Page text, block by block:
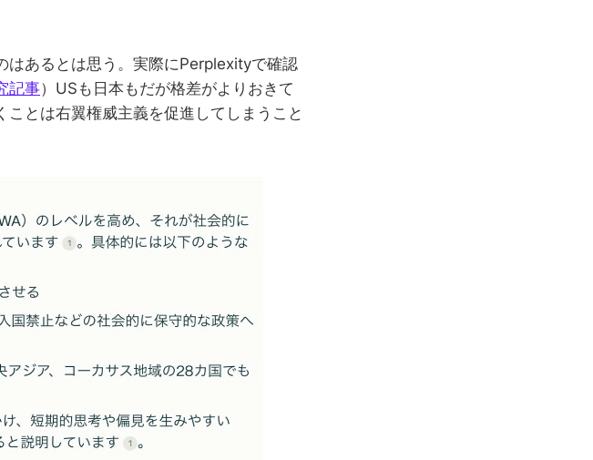
はあるとは思う。実際にPerplexityで確認
記事）USも日本もだが格差がよりおきて
とは右翼権威主義を促進してしまうこと